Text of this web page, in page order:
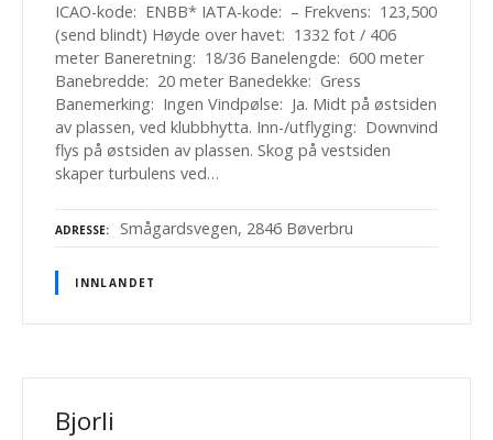
ICAO-kode: ENBB* IATA-kode: – Frekvens: 123,500
(send blindt) Høyde over havet: 1332 fot / 406
meter Baneretning: 18/36 Banelengde: 600 meter
Banebredde: 20 meter Banedekke: Gress
Banemerking: Ingen Vindpølse: Ja. Midt på østsiden
av plassen, ved klubbhytta. Inn-/utflyging: Downvind
flys på østsiden av plassen. Skog på vestsiden
skaper turbulens ved…
ADRESSE Smågardsvegen, 2846 Bøverbru
INNLANDET
Bjorli